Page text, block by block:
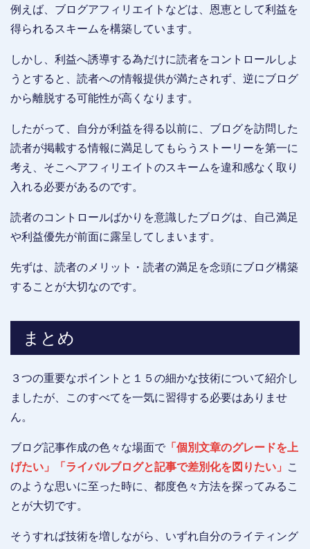
例えば、ブログアフィリエイトなどは、恩恵として利益を
得られるスキームを構築しています。
しかし、利益へ誘導する為だけに読者をコントロールしよ
うとすると、読者への情報提供が満たされず、逆にブログ
から離脱する可能性が高くなります。
したがって、自分が利益を得る以前に、ブログを訪問した
読者が掲載する情報に満足してもらうストーリーを第一に
考え、そこへアフィリエイトのスキームを違和感なく取り
入れる必要があるのです。
読者のコントロールばかりを意識したブログは、自己満足
や利益優先が前面に露呈してしまいます。
先ずは、読者のメリット・読者の満足を念頭にブログ構築
することが大切なのです。
まとめ
３つの重要なポイントと１５の細かな技術について紹介し
ましたが、このすべてを一気に習得する必要はありませ
ん。
ブログ記事作成の色々な場面で 「個別文章のグレードを上
げたい」「ライバルブログと記事で差別化を図りたい」
こ
のような思いに至った時に、都度色々方法を探ってみるこ
とが大切です。
そうすれば技術を増しながら、いずれ自分のライティング